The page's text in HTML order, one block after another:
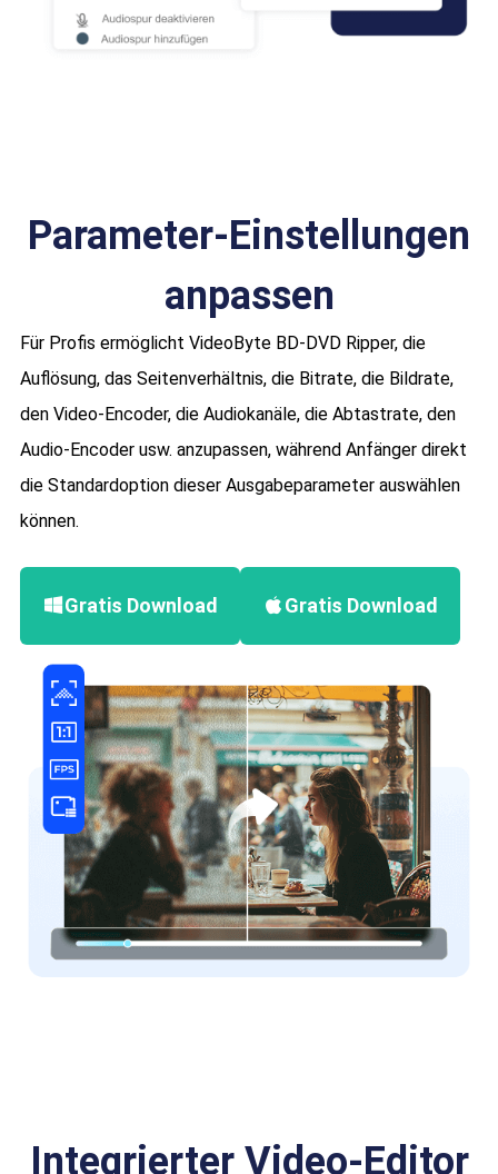
Parameter-Einstellungen
anpassen
Für Profis ermöglicht VideoByte BD-DVD Ripper, die
Auflösung, das Seitenverhältnis, die Bitrate, die Bildrate,
den Video-Encoder, die Audiokanäle, die Abtastrate, den
Audio-Encoder usw. anzupassen, während Anfänger direkt
die Standardoption dieser Ausgabeparameter auswählen
können.
Gratis Download Gratis Download
Integrierter Video-Editor